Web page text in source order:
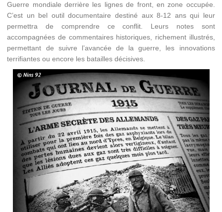
Guerre mondiale derrière les lignes de front, en zone occupée.
C’est un bel outil documentaire destiné aux 8-12 ans qui leur
permettra de comprendre ce conflit. Leurs notes sont
accompagnées de commentaires historiques, richement illustrés,
permettant de suivre l’avancée de la guerre, les innovations
terrifiantes ou encore les batailles décisives.